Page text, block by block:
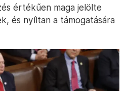
értékűen maga jelölte
és nyíltan a támogatására